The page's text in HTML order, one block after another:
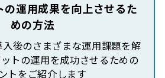
の運用成果を向上させるた
めの方法
後のさまざまな運用課題を解
トの運用を成功させるための
トをご紹介します